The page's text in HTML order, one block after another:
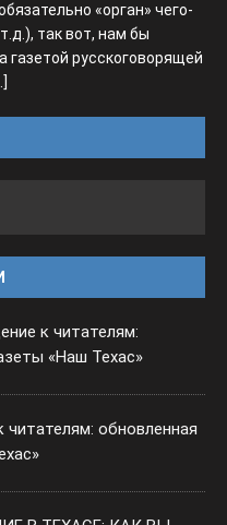
«орган» чего-
так вот, нам бы
газетой русскоговорящей
к читателям:
«Наш Техас»
обновленная